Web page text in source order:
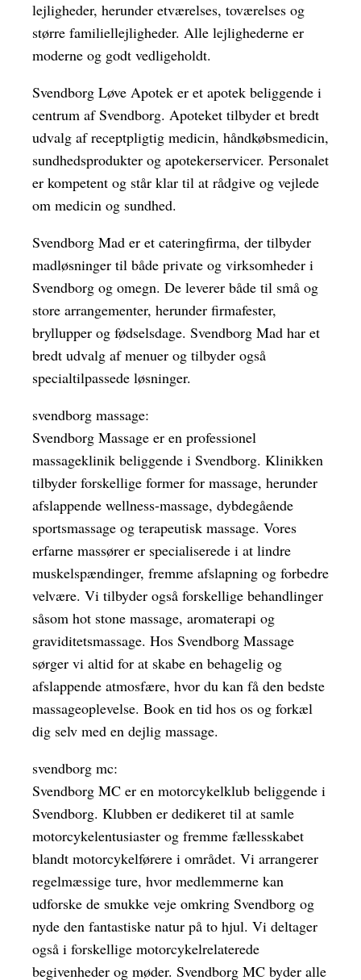
lejligheder, herunder etværelses, toværelses og
større familiellejligheder. Alle lejlighederne er
moderne og godt vedligeholdt.
Svendborg Løve Apotek er et apotek beliggende i
centrum af Svendborg. Apoteket tilbyder et bredt
udvalg af receptpligtig medicin, håndkøbsmedicin,
sundhedsprodukter og apotekerservicer. Personalet
er kompetent og står klar til at rådgive og vejlede
om medicin og sundhed.
Svendborg Mad er et cateringfirma, der tilbyder
madløsninger til både private og virksomheder i
Svendborg og omegn. De leverer både til små og
store arrangementer, herunder firmafester,
bryllupper og fødselsdage. Svendborg Mad har et
bredt udvalg af menuer og tilbyder også
specialtilpassede løsninger.
svendborg massage:
Svendborg Massage er en professionel
massageklinik beliggende i Svendborg. Klinikken
tilbyder forskellige former for massage, herunder
afslappende wellness-massage, dybdegående
sportsmassage og terapeutisk massage. Vores
erfarne massører er specialiserede i at lindre
muskelspændinger, fremme afslapning og forbedre
velvære. Vi tilbyder også forskellige behandlinger
såsom hot stone massage, aromaterapi og
graviditetsmassage. Hos Svendborg Massage
sørger vi altid for at skabe en behagelig og
afslappende atmosfære, hvor du kan få den bedste
massageoplevelse. Book en tid hos os og forkæl
dig selv med en dejlig massage.
svendborg mc:
Svendborg MC er en motorcykelklub beliggende i
Svendborg. Klubben er dedikeret til at samle
motorcykelentusiaster og fremme fællesskabet
blandt motorcykelførere i området. Vi arrangerer
regelmæssige ture, hvor medlemmerne kan
udforske de smukke veje omkring Svendborg og
nyde den fantastiske natur på to hjul. Vi deltager
også i forskellige motorcykelrelaterede
begivenheder og møder. Svendborg MC byder alle